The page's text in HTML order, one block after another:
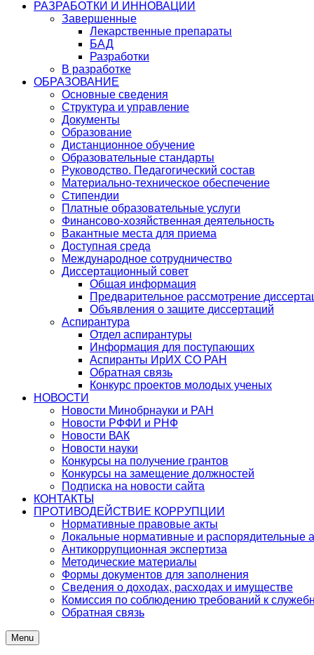
РАЗРАБОТКИ И ИННОВАЦИИ
Завершенные
Лекарственные препараты
БАД
Разработки
В разработке
ОБРАЗОВАНИЕ
Основные сведения
Структура и управление
Документы
Образование
Дистанционное обучение
Образовательные стандарты
Руководство. Педагогический состав
Материально-техническое обеспечение
Стипендии
Платные образовательные услуги
Финансово-хозяйственная деятельность
Вакантные места для приема
Доступная среда
Международное сотрудничество
Диссертационный совет
Общая информация
Предварительное рассмотрение
Объявления о защите диссертаций
Аспирантура
Отдел аспирантуры
Информация для поступающих
Аспиранты ИрИХ СО РАН
Обратная связь
Конкурс проектов молодых ученых
НОВОСТИ
Новости Минобрнауки и РАН
Новости РФФИ и РНФ
Новости ВАК
Новости науки
Конкурсы на получение грантов
Конкурсы на замещение должностей
Подписка на новости сайта
КОНТАКТЫ
ПРОТИВОДЕЙСТВИЕ КОРРУПЦИИ
Нормативные правовые акты
Локальные нормативные и распорядительные
Антикоррупционная экспертиза
Методические материалы
Формы документов для заполнения
Сведения о доходах, расходах и имуществе
Комиссия по соблюдению требований к
Обратная связь
Menu